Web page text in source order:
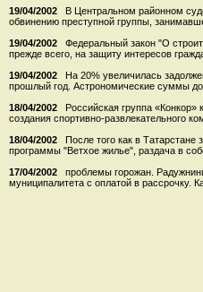
19/04/2002
В Центральном районном
обвинению преступной группы,
19/04/2002
Федеральный закон "О
прежде всего, на защиту интересов
19/04/2002
На 20% увеличилась
прошлый год. Астрономические суммы
18/04/2002
Российская группа
создания спортивно-развлекательного
18/04/2002
После того как в Татарстане
программы "Ветхое жилье", раздача в
17/04/2002
проблемы горожан.
муниципалитета с оплатой в рассрочку.